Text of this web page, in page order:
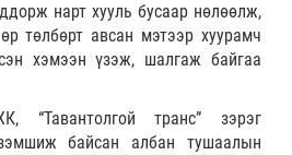
нарт хууль бусаар нөлөөлж,
төлбөрт авсан мэтээр хуурамч
хэмээн үзэж, шалгаж байгаа
“Тавантолгой транс” зэрэг
байсан албан тушаалын